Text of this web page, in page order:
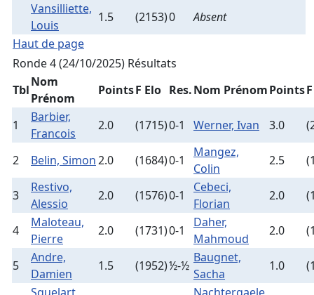
Vansilliette,
Louis
1.5 (2153)0
Absent
Haut de page
Ronde 4 (24/10/2025) Résultats
Tbl
Nom
Prénom
PointsF Elo Res.Nom PrénomPoints
1
Barbier,
Francois
2.0 (1715)0-1 Werner, Ivan 3.0
2 Belin, Simon2.0 (1684)0-1
Mangez,
Colin
2.5
3
Restivo,
Alessio
2.0 (1576)0-1
Cebeci,
Florian
2.0
4
Maloteau,
Pierre
2.0 (1731)0-1
Daher,
Mahmoud
2.0
5
Andre,
Damien
1.5 (1952)½-½
Baugnet,
Sacha
1.0